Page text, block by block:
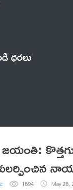
ధరలు
జయంతి:
1694 May 28,